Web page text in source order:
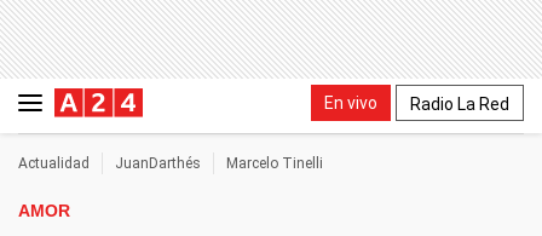
En vivo Radio La Red
Actualidad JuanDarthés Marcelo Tinelli
AMOR